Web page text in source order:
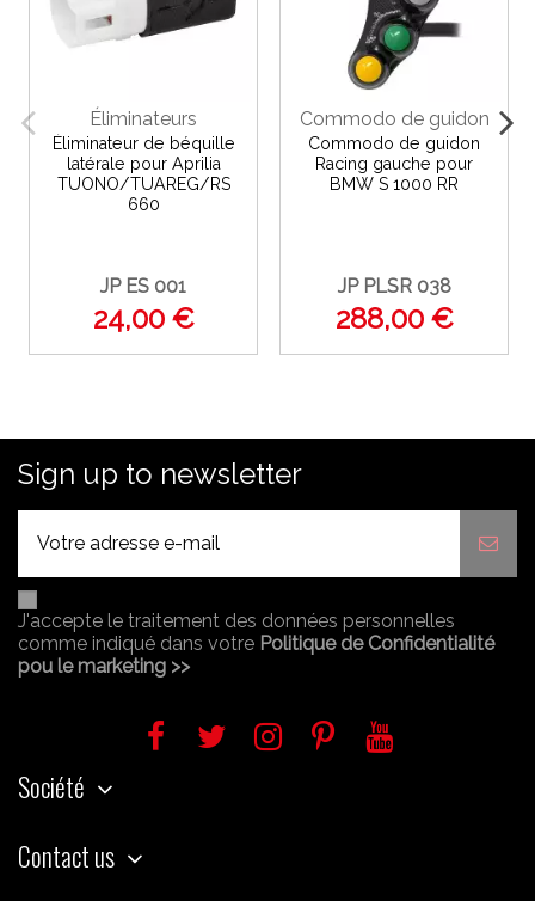
Éliminateurs
Éliminateur de béquille
latérale pour Aprilia
TUONO/TUAREG/RS
660
JP ES 001
24,00 €
Commodo de guidon
Commodo de guidon
Racing gauche pour
BMW S 1000 RR
JP PLSR 038
288,00 €
Sign up to newsletter
J'accepte le traitement des données personnelles
comme indiqué dans votre Politique de Confidentialité
pou le marketing >>
Société
Contact us